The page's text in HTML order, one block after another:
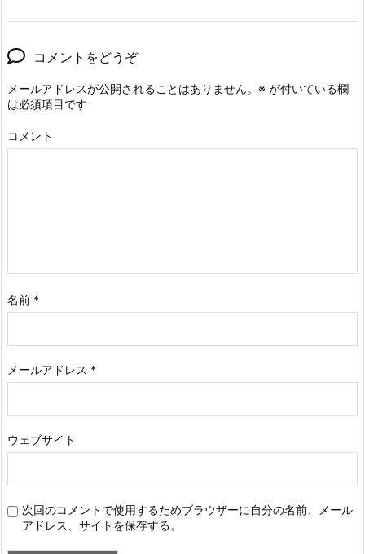
コメントをどうぞ
メールアドレスが公開されることはありません。 ※ が付いている欄
は必須項目です
コメント
名前 *
メールアドレス *
ウェブサイト
次回のコメントで使用するためブラウザーに自分の名前、メール
アドレス、サイトを保存する。